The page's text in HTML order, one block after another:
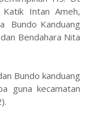
Intan Ameh,
Bundo Kanduang
Bendahara Nita
Bundo kanduang
guna kecamatan